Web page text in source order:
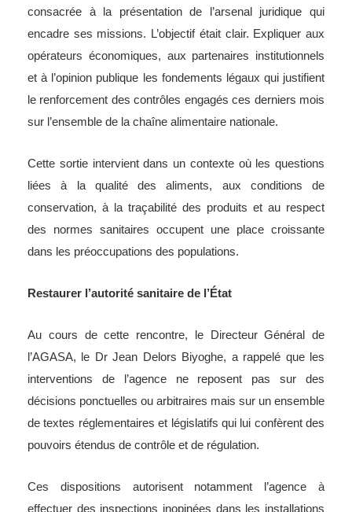
consacrée à la présentation de l’arsenal juridique qui
encadre ses missions. L’objectif était clair. Expliquer aux
opérateurs économiques, aux partenaires institutionnels
et à l’opinion publique les fondements légaux qui justifient
le renforcement des contrôles engagés ces derniers mois
sur l’ensemble de la chaîne alimentaire nationale.
Cette sortie intervient dans un contexte où les questions
liées à la qualité des aliments, aux conditions de
conservation, à la traçabilité des produits et au respect
des normes sanitaires occupent une place croissante
dans les préoccupations des populations.
Restaurer l’autorité sanitaire de l’État
Au cours de cette rencontre, le Directeur Général de
l’AGASA, le Dr Jean Delors Biyoghe, a rappelé que les
interventions de l’agence ne reposent pas sur des
décisions ponctuelles ou arbitraires mais sur un ensemble
de textes réglementaires et législatifs qui lui confèrent des
pouvoirs étendus de contrôle et de régulation.
Ces dispositions autorisent notamment l’agence à
effectuer des inspections inopinées dans les installations